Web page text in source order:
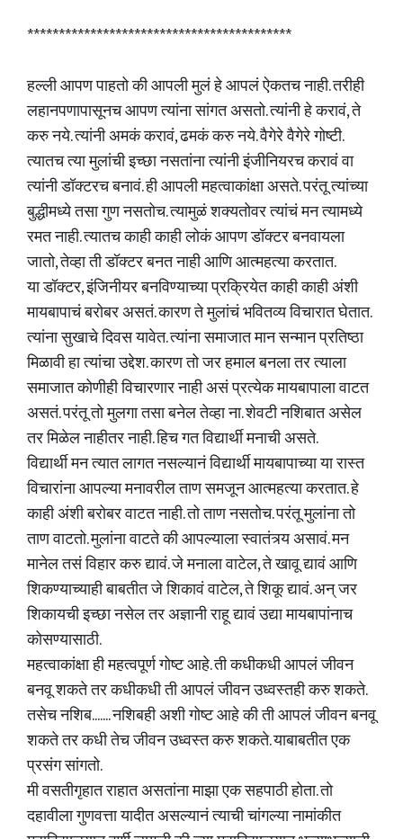
******************************************
हल्ली आपण पाहतो की आपली मुलं हे आपलं ऐकतच नाही. तरीही
लहानपणापासूनच आपण त्यांना सांगत असतो. त्यांनी हे करावं, ते
करु नये. त्यांनी अमकं करावं, ढमकं करु नये. वैगेरे वैगेरे गोष्टी.
त्यातच त्या मुलांची इच्छा नसतांना त्यांनी इंजीनियरच करावं वा
त्यांनी डॉक्टरच बनावं. ही आपली महत्वाकांक्षा असते. परंतू त्यांच्या
बुद्धीमध्ये तसा गुण नसतोच. त्यामुळं शक्यतोवर त्यांचं मन त्यामध्ये
रमत नाही. त्यातच काही काही लोकं आपण डॉक्टर बनवायला
जातो, तेव्हा ती डॉक्टर बनत नाही आणि आत्महत्या करतात.
या डॉक्टर, इंजिनीयर बनविण्याच्या प्रक्रियेत काही काही अंशी
मायबापाचं बरोबर असतं. कारण ते मुलांचं भवितव्य विचारात घेतात.
त्यांना सुखाचे दिवस यावेत. त्यांना समाजात मान सन्मान प्रतिष्ठा
मिळावी हा त्यांचा उद्देश. कारण तो जर हमाल बनला तर त्याला
समाजात कोणीही विचारणार नाही असं प्रत्येक मायबापाला वाटत
असतं. परंतू तो मुलगा तसा बनेल तेव्हा ना. शेवटी नशिबात असेल
तर मिळेल नाहीतर नाही. हिच गत विद्यार्थी मनाची असते.
विद्यार्थी मन त्यात लागत नसल्यानं विद्यार्थी मायबापाच्या या रास्त
विचारांना आपल्या मनावरील ताण समजून आत्महत्या करतात. हे
काही अंशी बरोबर वाटत नाही. तो ताण नसतोच. परंतू मुलांना तो
ताण वाटतो. मुलांना वाटते की आपल्याला स्वातंत्र्य असावं. मन
मानेल तसं विहार करु द्यावं. जे मनाला वाटेल, ते खावू द्यावं आणि
शिकण्याच्याही बाबतीत जे शिकावं वाटेल, ते शिकू द्यावं. अन् जर
शिकायची इच्छा नसेल तर अज्ञानी राहू द्यावं उद्या मायबापांनाच
कोसण्यासाठी.
महत्वाकांक्षा ही महत्वपूर्ण गोष्ट आहे. ती कधीकधी आपलं जीवन
बनवू शकते तर कधीकधी ती आपलं जीवन उध्वस्तही करु शकते.
तसेच नशिब....... नशिबही अशी गोष्ट आहे की ती आपलं जीवन बनवू
शकते तर कधी तेच जीवन उध्वस्त करु शकते. याबाबतीत एक
प्रसंग सांगतो.
मी वसतीगृहात राहात असतांना माझा एक सहपाठी होता. तो
दहावीला गुणवत्ता यादीत असल्यानं त्याची चांगल्या नामांकीत